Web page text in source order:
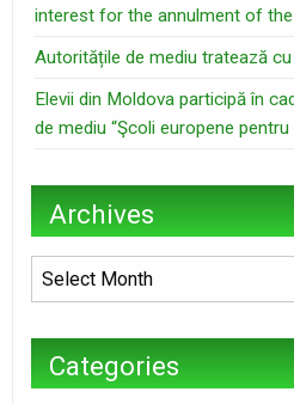
interest for the annulment of
Autoritățile de mediu tratează
Elevii din Moldova participă în
de mediu “Şcoli europene pentru
Archives
Archives
Categories